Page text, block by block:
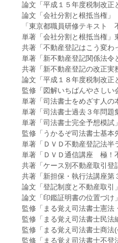
論文「平成１５年度税制改正
論文「会社分割と根抵当権」
「東京都職員研修テキスト
単著「会社分割と根抵当権」
共著「不動産登記はこう変わ
単著「新不動産登記関係法令
共著「新不動産登記の改正実
論文「平成１８年度税制改正
監修「図解いちばんやさしい
単著「司法書士をめざす人の
単著「司法書士過去３年問題
単著「司法書士完全予想模試
監修「うかるぞ司法書士基本
単著「ＤＶＤ不動産登記法半
単著「ＤＶＤ通信講座 極！
共著「ケース別不動産取引登
共著「新担保・執行法講座第
論文「登記制度と不動産取引
論文「印鑑証明書の位置づけ
監修「まる覚え司法書士憲法
監修「まる覚え司法書士民法
監修「まる覚え司法書士商法
監修「まる覚え司法書士不登